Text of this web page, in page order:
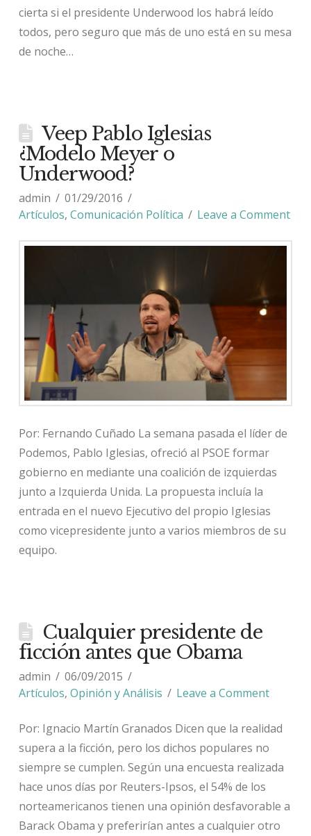
cierta si el presidente Underwood los habrá leído
todos, pero seguro que más de uno está en su mesa
de noche…
Veep Pablo Iglesias
¿Modelo Meyer o
Underwood?
admin
01/29/2016
Artículos, Comunicación Política Leave a Comment
Por: Fernando Cuñado La semana pasada el líder de
Podemos, Pablo Iglesias, ofreció al PSOE formar
gobierno en mediante una coalición de izquierdas
junto a Izquierda Unida. La propuesta incluía la
entrada en el nuevo Ejecutivo del propio Iglesias
como vicepresidente junto a varios miembros de su
equipo.
Cualquier presidente de
ficción antes que Obama
admin
06/09/2015
Artículos, Opinión y Análisis Leave a Comment
Por: Ignacio Martín Granados Dicen que la realidad
supera a la ficción, pero los dichos populares no
siempre se cumplen. Según una encuesta realizada
hace unos días por Reuters-Ipsos, el 54% de los
norteamericanos tienen una opinión desfavorable a
Barack Obama y preferirían antes a cualquier otro